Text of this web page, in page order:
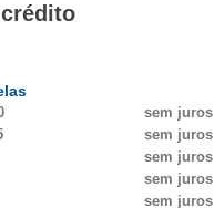
sem juros
sem juros
sem juros
sem juros
sem juros